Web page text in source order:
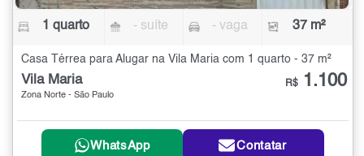
1 quarto - suíte - vaga 37 m²
Casa Térrea para Alugar na Vila Maria com 1 quarto - 37 m²
Vila Maria
Zona Norte - São Paulo
R$ 1.100
WhatsApp Contatar